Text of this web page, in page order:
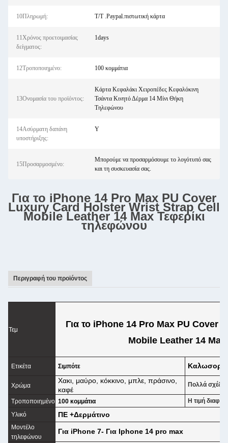
10Πληρωμή: T/T .Paypal.πιστωτική κάρτα
11Χρόνος προετοιμασίας
δείγματος:
1days
12Τροποποιημένο: 100 κομμάτια
13Ονομασία του προϊόντος:
Κάρτα Κεφαλάκι Χειροπέδες Κεφαλόκινη
Τσάντα Κινητό Δέρμα 14 Μίνι Θήκη
Τηλεφώνου
14Ασύρματη δαπάνη
υποστήριξης:
Y
15Προσαρμοσμένο:
Μπορούμε να προσαρμόσουμε το λογότυπό σας
και τη συσκευασία σας.
Για το iPhone 14 Pro Max PU Cover
Luxury Card Holster Wrist Strap Cell
Mobile Leather 14 Max Τεφερίκι
τηλεφώνου
Περιγραφή του προϊόντος
Τεμ
Για το iPhone 14 Pro Max PU
Mobile Leather 14 Max
Ετικέτα Σιμπότε
Χρώμα
Χακι, μαύρο, κόκκινο, μπλε, πράσινο,
καφέ
Πολλά
Τροποποιημένο 100 κομμάτια
Η τιμή
Υλικό
ΠΕ +Δερμάτινο
Μοντέλο
τηλεφώνου
Για iPhone 7- Για Iphone 14 pro max